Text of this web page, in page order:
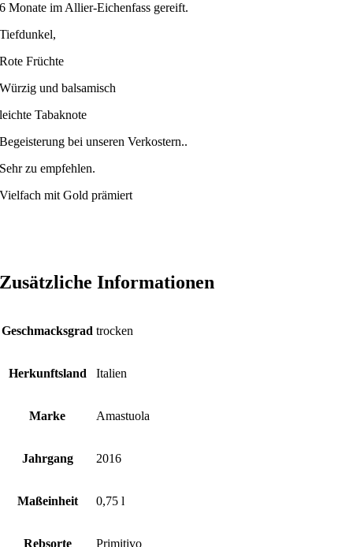
6 Monate im Allier-Eichenfass gereift.
Tiefdunkel,
Rote Früchte
Würzig und balsamisch
leichte Tabaknote
Begeisterung bei unseren Verkostern..
Sehr zu empfehlen.
Vielfach mit Gold prämiert
Zusätzliche Informationen
Geschmacksgrad trocken
Herkunftsland Italien
Marke Amastuola
Jahrgang 2016
Maßeinheit 0,75 l
Rebsorte Primitivo